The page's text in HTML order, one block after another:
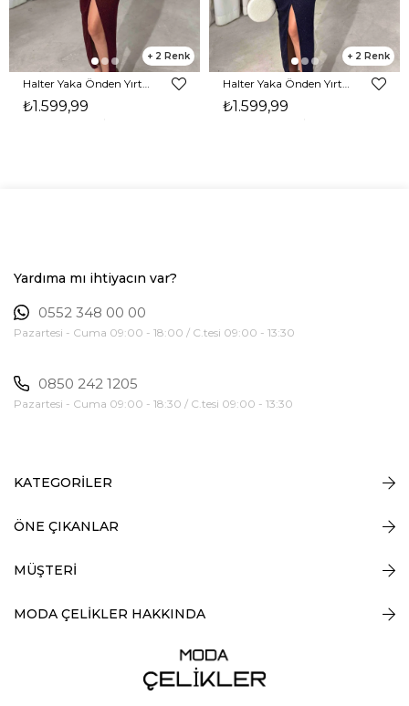
2
Halter Yaka Önden Yırtmaçlı Midi Boy Bordo Hasre Kadın Elbise 26Y502
₺1.599,99
2
Halter Yaka Önden Yırtmaçlı Midi Boy Lacivert Hasre Kadın Elbise 26Y502
₺1.599,99
Yardıma mı ihtiyacın var?
0552 348 00 00
Pazartesi - Cuma 09:00 - 18:00 / C.tesi 09:00 - 13:30
0850 242 1205
Pazartesi - Cuma 09:00 - 18:30 / C.tesi 09:00 - 13:30
KATEGORİLER
ÖNE ÇIKANLAR
MÜŞTERİ
MODA ÇELİKLER HAKKINDA